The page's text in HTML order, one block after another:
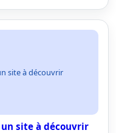
site à découvrir
site à découvrir